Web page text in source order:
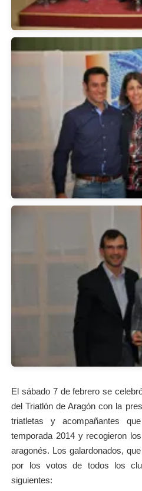
El sábado 7 de febrero se
del Triatlón de Aragón con la
triatletas y acompañantes
temporada 2014 y recogieron
aragonés. Los galardonados,
por los votos de todos los
siguientes: